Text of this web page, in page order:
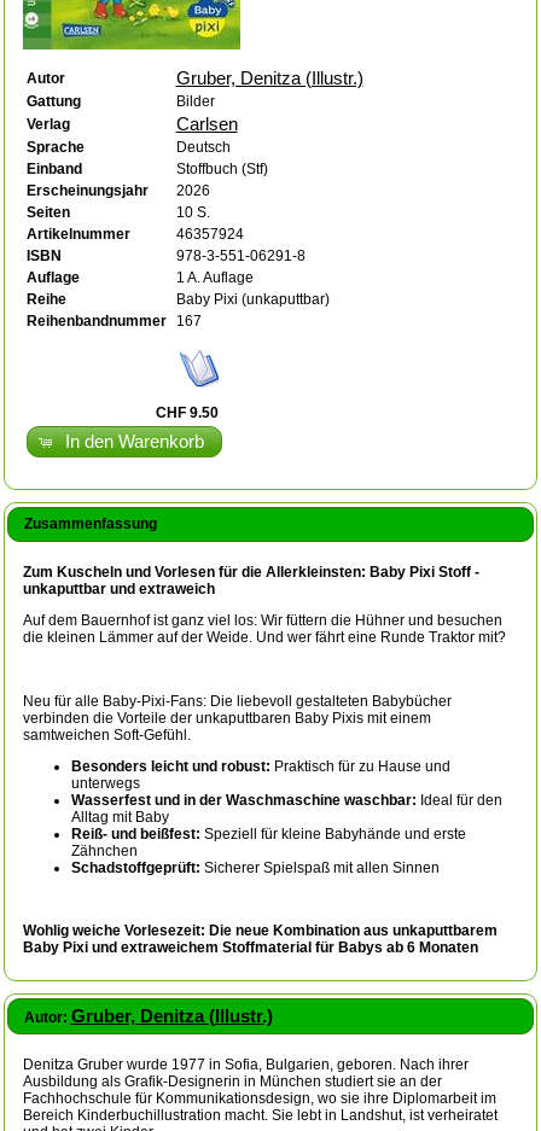
Autor Gruber, Denitza (Illustr.)
Gattung
Bilder
Verlag
Carlsen
Sprache
Deutsch
Einband
Stoffbuch (Stf)
Erscheinungsjahr
2026
Seiten
10 S.
Artikelnummer
46357924
ISBN
978-3-551-06291-8
Auflage
1 A. Auflage
Reihe
Baby Pixi (unkaputtbar)
Reihenbandnummer
167
CHF 9.50
In den Warenkorb
Zusammenfassung
Zum Kuscheln und Vorlesen für die Allerkleinsten: Baby Pixi Stoff -
unkaputtbar und extraweich
Auf dem Bauernhof ist ganz viel los: Wir füttern die Hühner und besuchen
die kleinen Lämmer auf der Weide. Und wer fährt eine Runde Traktor mit?
Neu für alle Baby-Pixi-Fans: Die liebevoll gestalteten Babybücher
verbinden die Vorteile der unkaputtbaren Baby Pixis mit einem
samtweichen Soft-Gefühl.
Besonders leicht und robust: Praktisch für zu Hause und
unterwegs
Wasserfest und in der Waschmaschine waschbar: Ideal für den
Alltag mit Baby
Reiß- und beißfest: Speziell für kleine Babyhände und erste
Zähnchen
Schadstoffgeprüft: Sicherer Spielspaß mit allen Sinnen
Wohlig weiche Vorlesezeit: Die neue Kombination aus unkaputtbarem
Baby Pixi und extraweichem Stoffmaterial für Babys ab 6 Monaten
Autor: Gruber, Denitza (Illustr.)
Denitza Gruber wurde 1977 in Sofia, Bulgarien, geboren. Nach ihrer
Ausbildung als Grafik-Designerin in München studiert sie an der
Fachhochschule für Kommunikationsdesign, wo sie ihre Diplomarbeit im
Bereich Kinderbuchillustration macht. Sie lebt in Landshut, ist verheiratet